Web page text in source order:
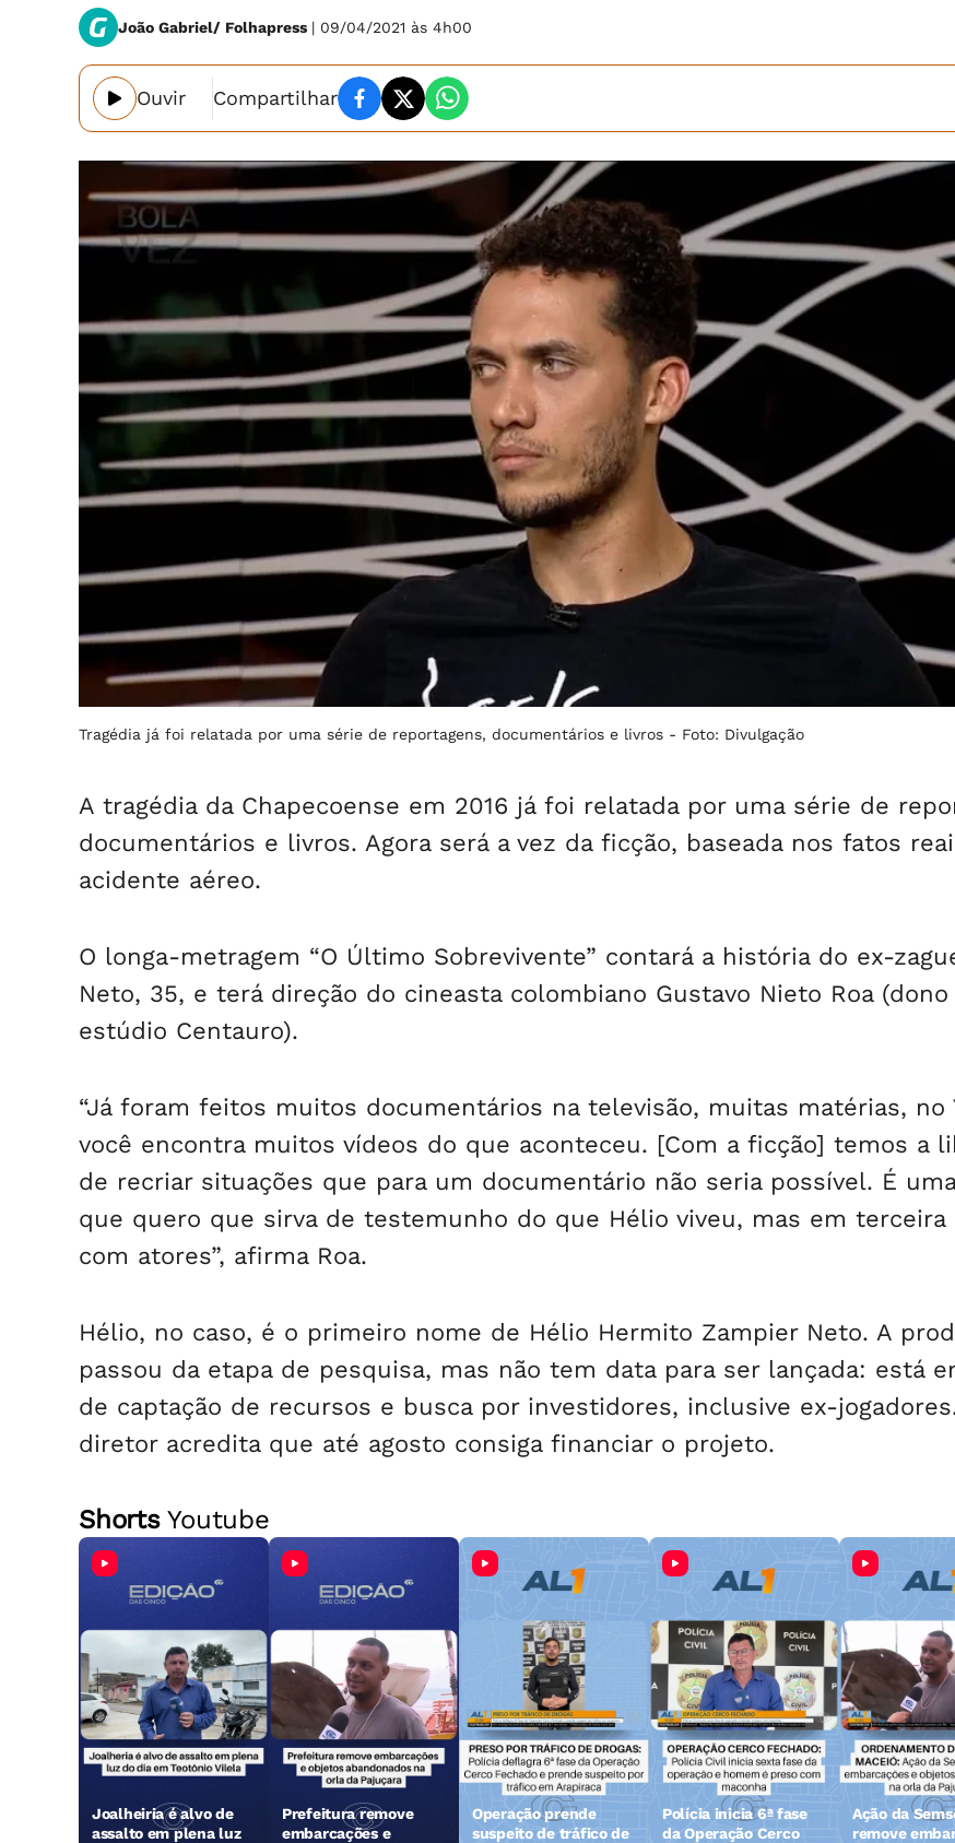
João Gabriel/ Folhapress | 09/04/2021 às 4h00
Ouvir Compartilhar
Tragédia já foi relatada por uma série de reportagens, documentários e livros - Foto: Divulgação
A tragédia da Chapecoense em 2016 já foi relatada por uma série de
documentários e livros. Agora será a vez da ficção, baseada nos fatos
acidente aéreo.
O longa-metragem “O Último Sobrevivente” contará a história do ex-
Neto, 35, e terá direção do cineasta colombiano Gustavo Nieto Roa (dono
estúdio Centauro).
“Já foram feitos muitos documentários na televisão, muitas matérias, no
você encontra muitos vídeos do que aconteceu. [Com a ficção] temos a
de recriar situações que para um documentário não seria possível. É
que quero que sirva de testemunho do que Hélio viveu, mas em terceira
com atores”, afirma Roa.
Hélio, no caso, é o primeiro nome de Hélio Hermito Zampier Neto. A
passou da etapa de pesquisa, mas não tem data para ser lançada: está
de captação de recursos e busca por investidores, inclusive ex-
diretor acredita que até agosto consiga financiar o projeto.
ShortsYoutube
Joalheiria é alvo de
assalto em plena luz
Prefeitura remove
embarcações e
Operação prende
suspeito de tráfico de
Polícia inicia 6ª fase
da Operação Cerco
Ação da
remove